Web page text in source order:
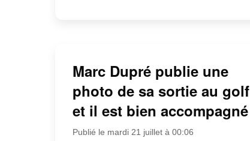
Marc Dupré publie une
photo de sa sortie au golf
et il est bien accompagné
Publié le mardi 21 juillet à 00:06